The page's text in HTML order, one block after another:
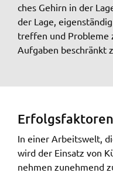
ches Gehirn in der
der Lage,
tref­fen und Proble­me
Aufga­ben beschränkt
Erfolgs­fak­to­ren
In einer Arbeits­welt,
wird der Einsatz von
neh­men zuneh­mend
Name:
bayern_atlas
Anbieter:
Landesamt für
Zweck:
WEBANALYSE
Unser